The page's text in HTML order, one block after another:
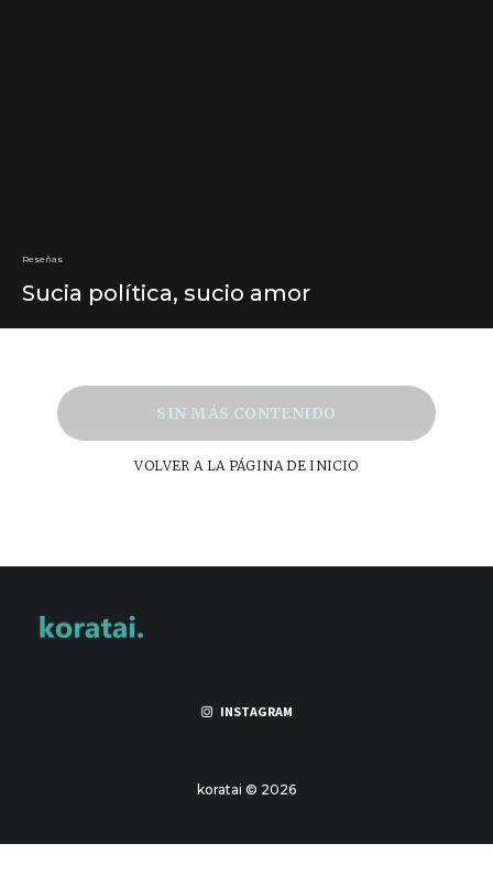
Reseñas
Sucia política, sucio amor
SIN MÁS CONTENIDO
VOLVER A LA PÁGINA DE INICIO
INSTAGRAM
koratai © 2026